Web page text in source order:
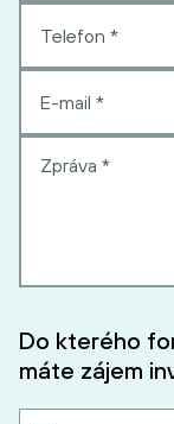
Do kterého
máte zájem